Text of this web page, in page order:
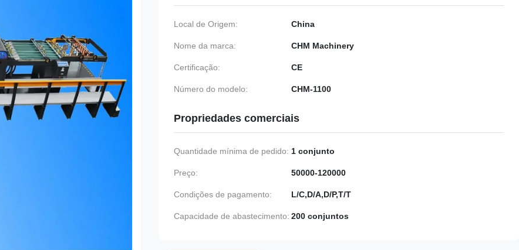
Local de Origem: China
Nome da marca: CHM Machinery
Certificação: CE
Número do modelo: CHM-1100
Propriedades comerciais
Quantidade mínima de pedido: 1 conjunto
Preço: 50000-120000
Condições de pagamento: L/C,D/A,D/P,T/T
Capacidade de abastecimento: 200 conjuntos